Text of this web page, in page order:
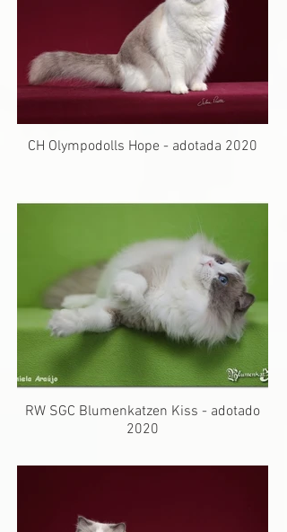
CH Olympodolls Hope - adotada 2020
RW SGC Blumenkatzen Kiss - adotado
2020